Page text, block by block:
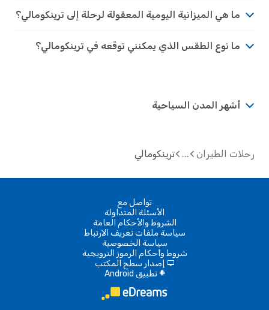
ما هي الميزانية اليومية المعقولة لرحلة إلى ترينكومالي؟
ما نوع الطقس الذي يمكنني توقعه في ترينكومالي؟
أشهر المدن السياحية
رحلات الطيران ترينكومالي
تواصل مع
الأسئلة المتداولة
الشروط والأحكام العامة
سياسة ملفات تعريف الارتباط
سياسة الخصوصية
شروط وأحكام الرموز الترويجية
d إصدار سطح المكتب
A تطبيق Android